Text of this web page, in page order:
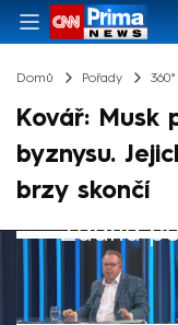
Domů Pořady 360°
Kovář: Musk
byznysu.
brzy skončí
Žádná